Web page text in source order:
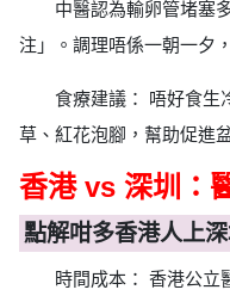
中醫認為輸卵管堵塞
注」。調理唔係一朝一夕
食療建議： 唔好食生
草、紅花泡腳，幫助促進
香港 vs 深圳：
點解咁多香港人上
時間成本： 香港公立